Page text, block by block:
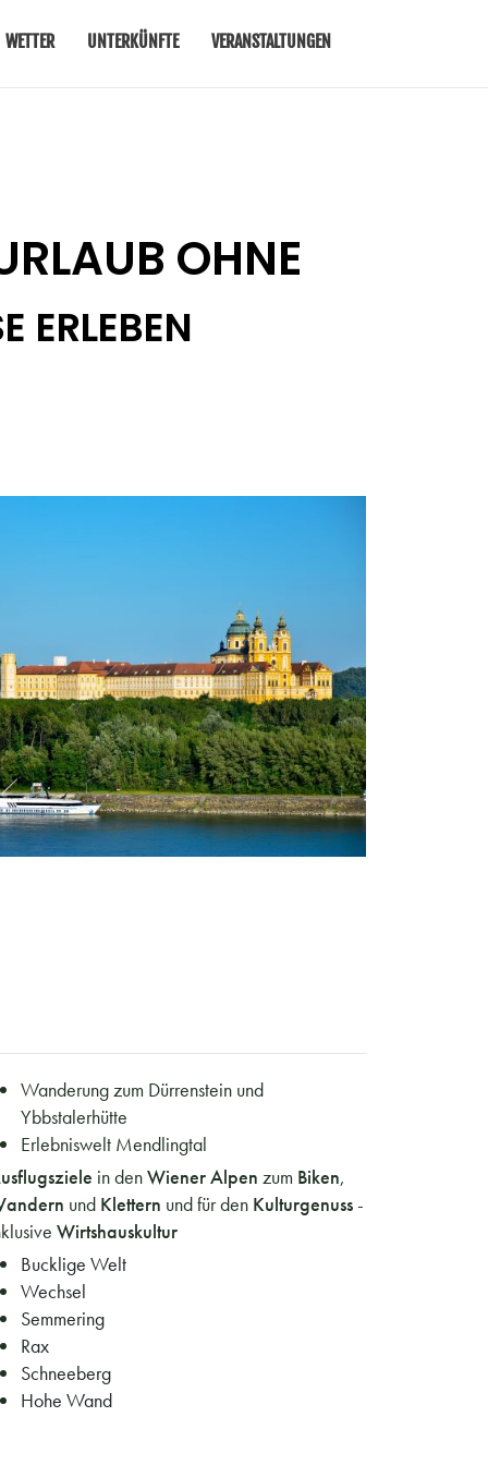
WETTER UNTERKÜNFTE VERANSTALTUNGEN
OHNE
ERLEBEN
Wanderung zum Dürrenstein und
Ybbstalerhütte
Erlebniswelt Mendlingtal
in denWiener Alpenzum Biken,
und Klettern und für den Kulturgenuss -
Wirtshauskultur
Bucklige Welt
Wechsel
Semmering
Rax
Schneeberg
Hohe Wand